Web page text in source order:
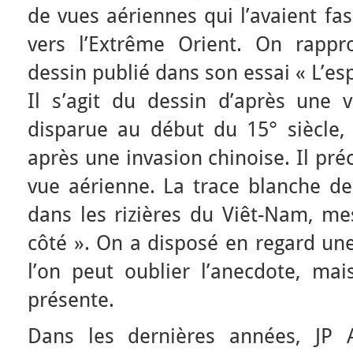
de vues aériennes qui l’avaient
vers l’Extrême Orient. On
dessin publié dans son essai «
Il s’agit du dessin d’après une
disparue au début du 15°
après une invasion chinoise. Il
vue aérienne. La trace blanche
dans les rizières du Viêt-Nam,
côté ». On a disposé en regard
l’on peut oublier l’anecdote,
présente.
Dans les dernières années, JP